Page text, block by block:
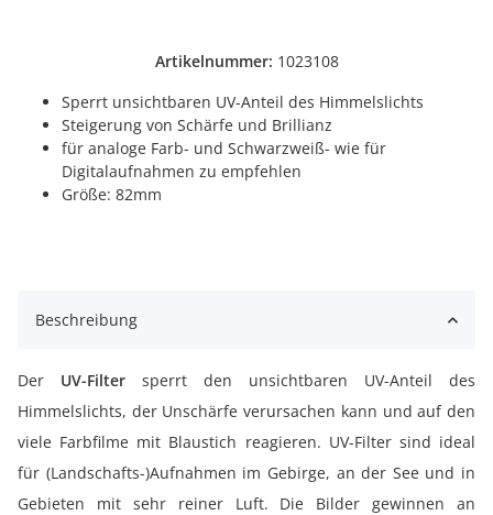
Artikelnummer: 1023108
Sperrt unsichtbaren UV-Anteil des Himmelslichts
Steigerung von Schärfe und Brillianz
für analoge Farb- und Schwarzweiß- wie für
Digitalaufnahmen zu empfehlen
Größe: 82mm
Beschreibung
Der UV-Filter sperrt den unsichtbaren UV-Anteil des
Himmelslichts, der Unschärfe verursachen kann und auf den
viele Farbfilme mit Blaustich reagieren. UV-Filter sind ideal
für (Landschafts-)Aufnahmen im Gebirge, an der See und in
Gebieten mit sehr reiner Luft. Die Bilder gewinnen an